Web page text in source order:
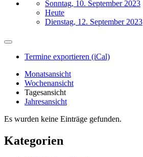
Sonntag, 10. September 2023
Heute
Dienstag, 12. September 2023
Termine exportieren (iCal)
Monatsansicht
Wochenansicht
Tagesansicht
Jahresansicht
Es wurden keine Einträge gefunden.
Kategorien